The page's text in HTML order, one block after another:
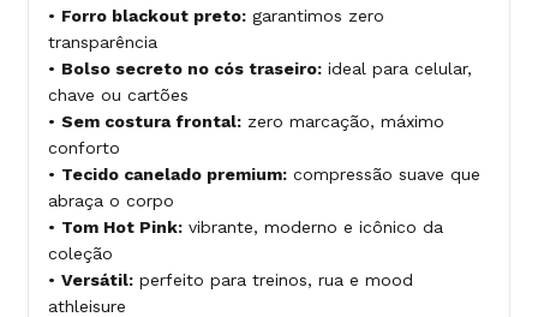
• Forro blackout preto: garantimos zero
transparência
• Bolso secreto no cós traseiro: ideal para celular,
chave ou cartões
• Sem costura frontal: zero marcação, máximo
conforto
• Tecido canelado premium: compressão suave que
abraça o corpo
• Tom Hot Pink: vibrante, moderno e icônico da
coleção
• Versátil: perfeito para treinos, rua e mood
athleisure